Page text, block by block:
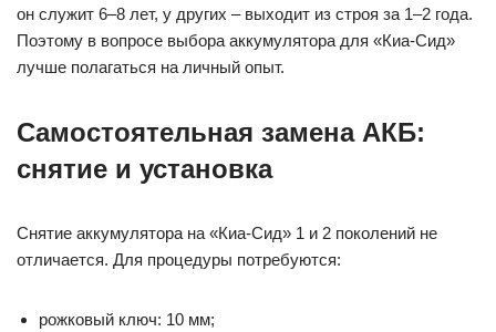
он служит 6–8 лет, у других – выходит из строя за 1–2 года.
Поэтому в вопросе выбора аккумулятора для «Киа-Сид»
лучше полагаться на личный опыт.
Самостоятельная замена АКБ:
снятие и установка
Снятие аккумулятора на «Киа-Сид» 1 и 2 поколений не
отличается. Для процедуры потребуются:
рожковый ключ: 10 мм;